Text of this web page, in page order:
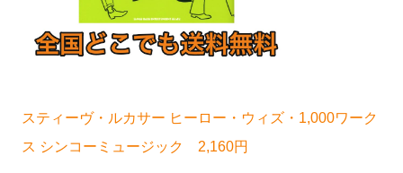
スティーヴ・ルカサー ヒーロー・ウィズ・1,000ワーク
ス シンコーミュージック 2,160円